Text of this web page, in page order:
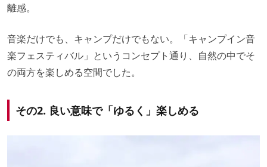
離感。
音楽だけでも、キャンプだけでもない。「キャンプイン音
楽フェスティバル」というコンセプト通り、自然の中でそ
の両方を楽しめる空間でした。
その2. 良い意味で「ゆるく」楽しめる